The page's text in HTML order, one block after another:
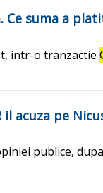
Ce suma a
intr-o tranzactie
acuza pe
publice,